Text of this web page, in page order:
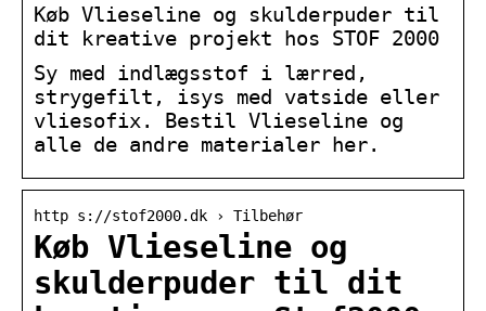
Køb Vlieseline og skulderpuder til
dit kreative projekt hos STOF 2000
Sy med indlægsstof i lærred,
strygefilt, isys med vatside eller
vliesofix. Bestil Vlieseline og
alle de andre materialer her.
http s://stof2000.dk › Tilbehør
Køb Vlieseline og
skulderpuder til dit